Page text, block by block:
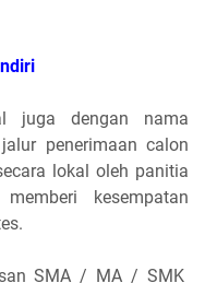
juga dengan nama
penerimaan calon
lokal oleh panitia
kesempatan
SMA / MA / SMK